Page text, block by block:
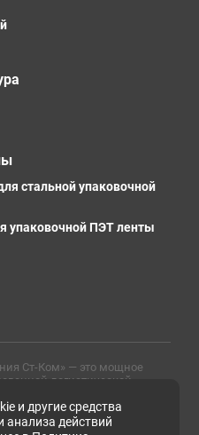
стальной упаковочной
упаковочной ПЭТ ленты
Ст-Ком» — это мощное
логистической
Предлагаем
типов и размеров с
и другие средства
анализа действий